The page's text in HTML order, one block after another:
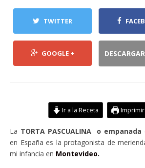
TWITTER
GOOGLE +
Ir a la Receta
La TORTA PASCUALINA o empanada
en España es la protagonista de
mi infancia en Montevideo.